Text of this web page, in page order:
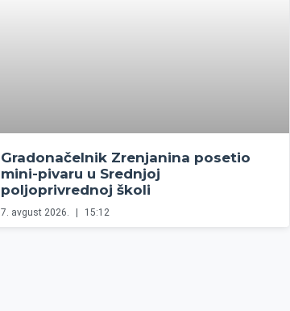
Gradonačelnik Zrenjanina posetio
mini-pivaru u Srednjoj
poljoprivrednoj školi
7. avgust 2026. 15:12